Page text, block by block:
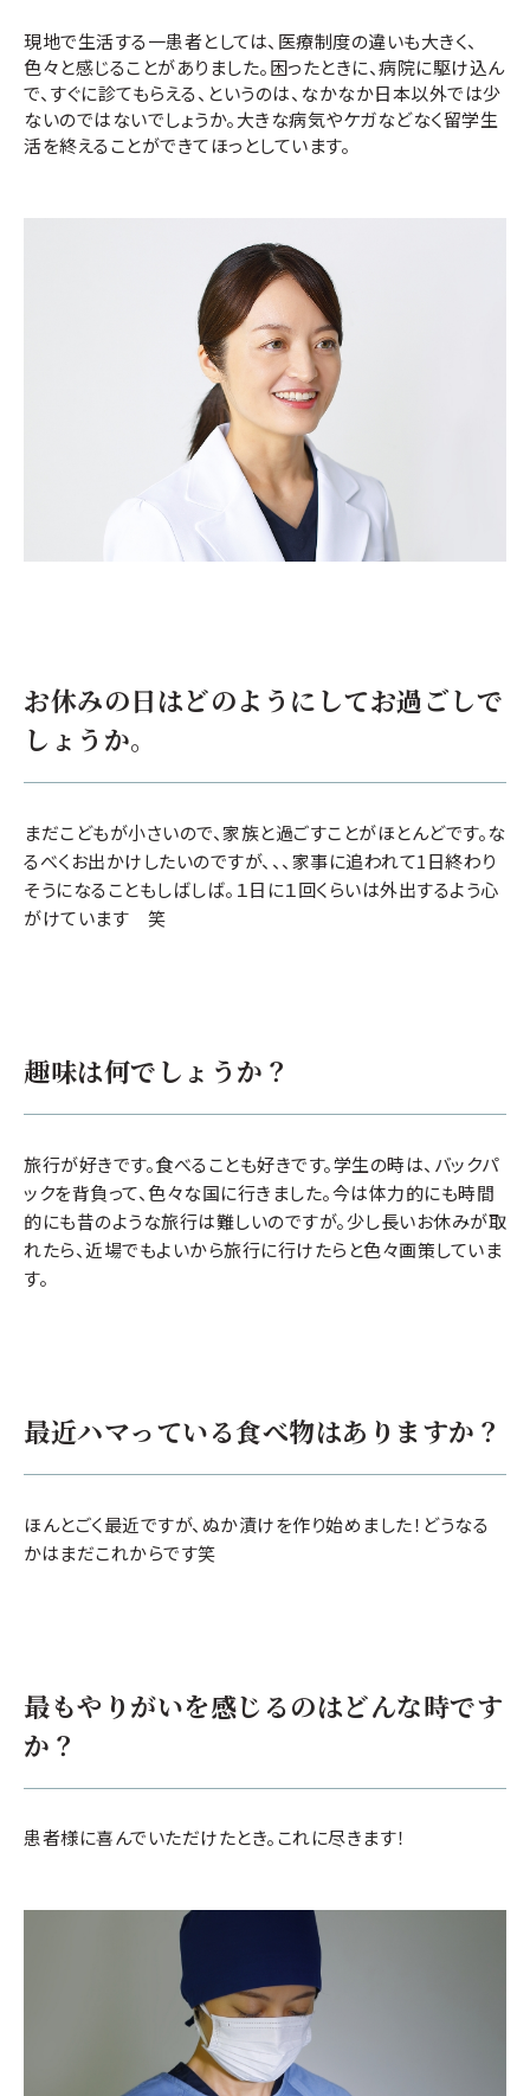
現地で生活する一患者としては、医療制度の違いも大きく、
色々と感じることがありました。困ったときに、病院に駆け込ん
で、すぐに診てもらえる、というのは、なかなか日本以外では少
ないのではないでしょうか。大きな病気やケガなどなく留学生
活を終えることができてほっとしています。
お休みの日はどのようにしてお過ごしで
しょうか。
まだこどもが小さいので、家族と過ごすことがほとんどです。な
るべくお出かけしたいのですが、、、家事に追われて1日終わり
そうになることもしばしば。１日に１回くらいは外出するよう心
がけています 笑
趣味は何でしょうか？
旅行が好きです。食べることも好きです。学生の時は、バックパ
ックを背負って、色々な国に行きました。今は体力的にも時間
的にも昔のような旅行は難しいのですが。少し長いお休みが取
れたら、近場でもよいから旅行に行けたらと色々画策していま
す。
最近ハマっている食べ物はありますか？
ほんとごく最近ですが、ぬか漬けを作り始めました！どうなる
かはまだこれからです笑
最もやりがいを感じるのはどんな時です
か？
患者様に喜んでいただけたとき。これに尽きます！